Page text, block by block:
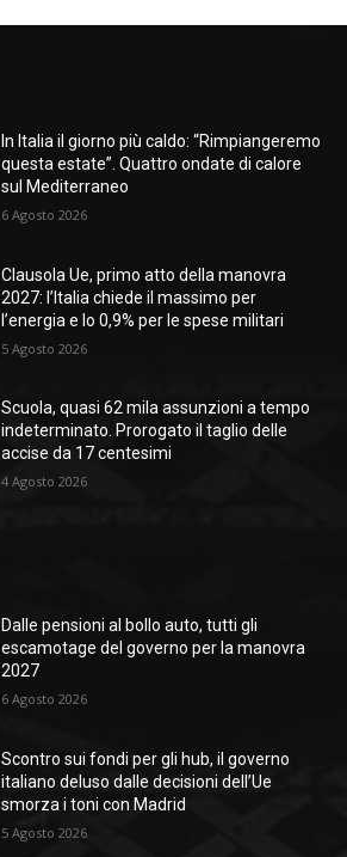
In Italia il giorno più caldo: “Rimpiangeremo
questa estate”. Quattro ondate di calore
sul Mediterraneo
6 Agosto 2026
Clausola Ue, primo atto della manovra
2027: l’Italia chiede il massimo per
l’energia e lo 0,9% per le spese militari
5 Agosto 2026
Scuola, quasi 62 mila assunzioni a tempo
indeterminato. Prorogato il taglio delle
accise da 17 centesimi
4 Agosto 2026
Dalle pensioni al bollo auto, tutti gli
escamotage del governo per la manovra
2027
6 Agosto 2026
Scontro sui fondi per gli hub, il governo
italiano deluso dalle decisioni dell’Ue
smorza i toni con Madrid
5 Agosto 2026